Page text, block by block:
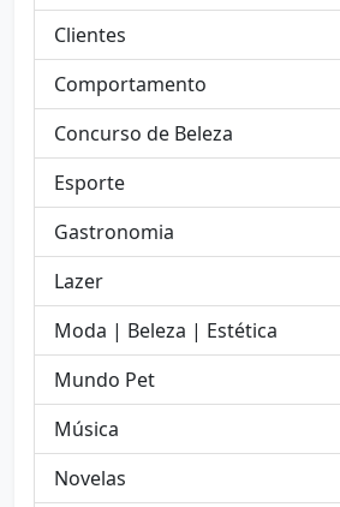
Clientes
Comportamento
Concurso de Beleza
Esporte
Gastronomia
Lazer
Moda | Beleza | Estética
Mundo Pet
Música
Novelas